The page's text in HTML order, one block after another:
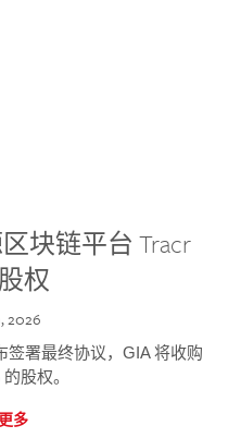
块链平台 Tracr
权
2026
签署最终协议，GIA 将收购
股权。
多